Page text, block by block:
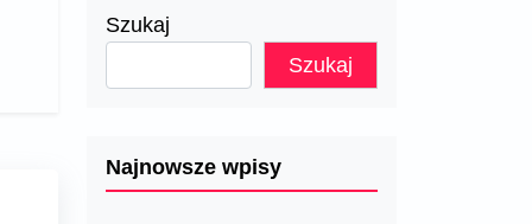
Szukaj
Szukaj
Najnowsze wpisy